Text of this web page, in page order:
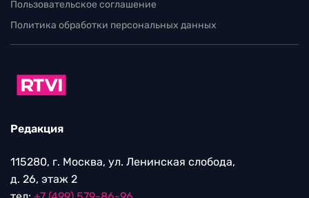
Пользовательское соглашение
Политика обработки персональных данных
Редакция
115280, г. Москва, ул. Ленинская слобода,
д. 26, этаж 2